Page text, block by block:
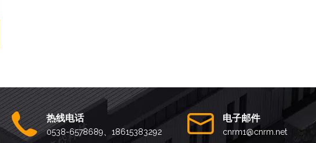
热线电话
0538-6578689、18615383292
电子邮件
cnrm1@cnrm.net